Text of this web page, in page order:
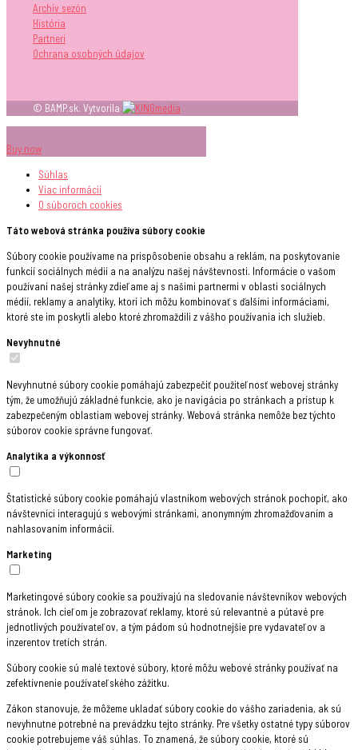
Archív sezón
História
Partneri
Ochrana osobných údajov
© BAMP.sk. Vytvorila
Buy now
Súhlas
Viac informácií
O súboroch cookies
Táto webová stránka používa súbory cookie
Súbory cookie používame na prispôsobenie obsahu a reklám, na poskytovanie
funkcií sociálnych médií a na analýzu našej návštevnosti. Informácie o vašom
používaní našej stránky zdieľame aj s našimi partnermi v oblasti sociálnych
médií, reklamy a analytiky, ktorí ich môžu kombinovať s ďalšími informáciami,
ktoré ste im poskytli alebo ktoré zhromaždili z vášho používania ich služieb.
Nevyhnutné
Nevyhnutné súbory cookie pomáhajú zabezpečiť použiteľnosť webovej stránky
tým, že umožňujú základné funkcie, ako je navigácia po stránkach a prístup k
zabezpečeným oblastiam webovej stránky. Webová stránka nemôže bez týchto
súborov cookie správne fungovať.
Analytika a výkonnosť
Štatistické súbory cookie pomáhajú vlastníkom webových stránok pochopiť, ako
návštevníci interagujú s webovými stránkami, anonymným zhromažďovaním a
nahlasovaním informácií.
Marketing
Marketingové súbory cookie sa používajú na sledovanie návštevníkov webových
stránok. Ich cieľom je zobrazovať reklamy, ktoré sú relevantné a pútavé pre
jednotlivých používateľov, a tým pádom sú hodnotnejšie pre vydavateľov a
inzerentov tretích strán.
Súbory cookie sú malé textové súbory, ktoré môžu webové stránky používať na
zefektívnenie používateľského zážitku.
Zákon stanovuje, že môžeme ukladať súbory cookie do vášho zariadenia, ak sú
nevyhnutne potrebné na prevádzku tejto stránky. Pre všetky ostatné typy súborov
cookie potrebujeme váš súhlas. To znamená, že súbory cookie, ktoré sú